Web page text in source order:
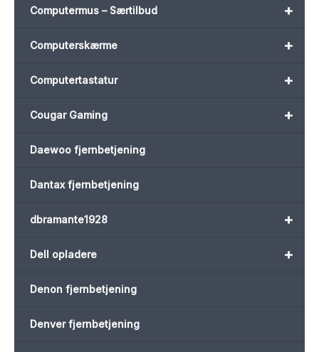
+
Computermus – Særtilbud
+
Computerskærme
+
Computertastatur
+
Cougar Gaming
Daewoo fjernbetjening
Dantax fjernbetjening
+
dbramante1928
+
Dell opladere
Denon fjernbetjening
Denver fjernbetjening